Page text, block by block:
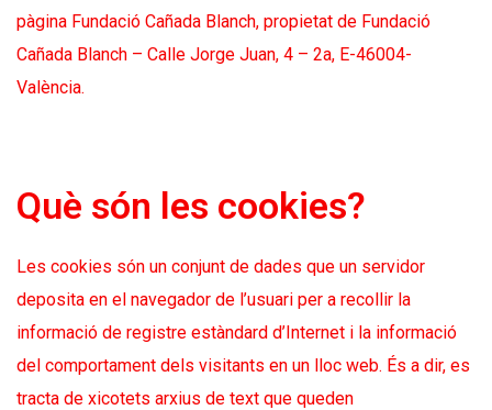
pàgina Fundació Cañada Blanch, propietat de Fundació
Cañada Blanch – Calle Jorge Juan, 4 – 2a, E-46004-
València.
Què són les cookies?
Les cookies són un conjunt de dades que un servidor
deposita en el navegador de l’usuari per a recollir la
informació de registre estàndard d’Internet i la informació
del comportament dels visitants en un lloc web. És a dir, es
tracta de xicotets arxius de text que queden